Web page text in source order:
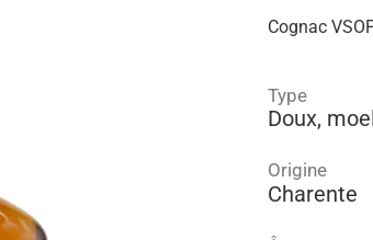
Cognac
Type
Doux,
Origine
Charente